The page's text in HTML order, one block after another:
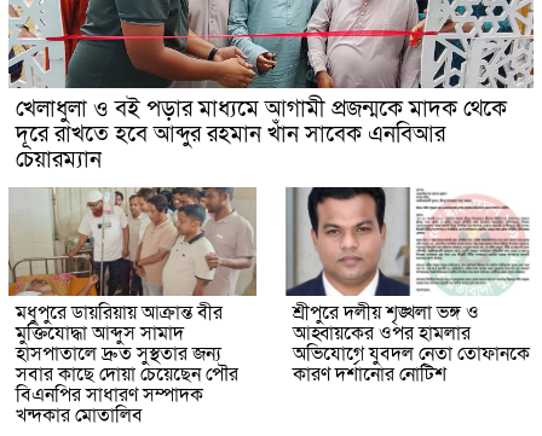
খেলাধুলা ও বই পড়ার মাধ্যমে আগামী প্রজন্মকে মাদক থেকে
দূরে রাখতে হবে আব্দুর রহমান খাঁন সাবেক এনবিআর
চেয়ারম্যান
মধুপুরে ডায়রিয়ায় আক্রান্ত বীর
মুক্তিযোদ্ধা আব্দুস সামাদ
হাসপাতালে দ্রুত সুস্থতার জন্য
সবার কাছে দোয়া চেয়েছেন পৌর
বিএনপির সাধারণ সম্পাদক
খন্দকার মোতালিব
শ্রীপুরে দলীয় শৃঙ্খলা ভঙ্গ ও
আহ্বায়কের ওপর হামলার
অভিযোগে যুবদল নেতা তোফানকে
কারণ দর্শানোর নোটিশ